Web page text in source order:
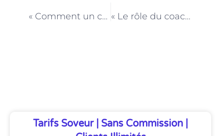
« Comment un coach parental à Paris peut vous aider à renforcer la complicité en famille » « Le rôle du coach parental dans l’éducation à la bienveillance à Paris »
Tarifs Soveur | Sans Commission |